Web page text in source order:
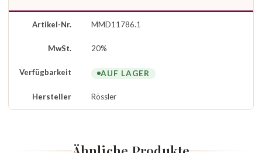
Artikel-Nr. MMD11786.1
MwSt. 20%
Verfügbarkeit AUF LAGER
Hersteller Rössler